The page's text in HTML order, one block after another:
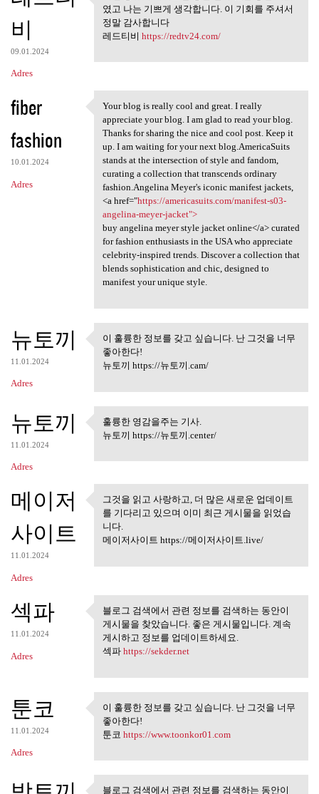
비
09.01.2024
Adres
이런 종류의 사이트를 방문 할 수
있는 좋은 기회 였고
였고 나는 기쁘게 생각합니다. 이 기회를 주셔서
정말 감사합니다
레드티비 https://redtv24.com/
fiber
fashion
10.01.2024
Adres
Your blog is really cool and
Your blog is really cool and great. I really
appreciate your blog. I am glad to read your blog.
Thanks for sharing the nice and cool post. Keep it
up. I am waiting for your next blog.AmericaSuits
stands at the intersection of style and fandom,
curating a collection that transcends ordinary
fashion.Angelina Meyer's iconic manifest jackets,
<a href="https://americasuits.com/manifest-s03-
angelina-meyer-jacket">
buy angelina meyer style jacket online</a> curated
for fashion enthusiasts in the USA who appreciate
celebrity-inspired trends. Discover a collection that
blends sophistication and chic, designed to
manifest your unique style.
뉴토끼
11.01.2024
Adres
이 훌륭한 정보를 갖고 싶습니다.
난 그것을 너무
이 훌륭한 정보를 갖고 싶습니다. 난 그것을 너무
좋아한다!
뉴토끼 https://뉴토끼.cam/
뉴토끼
11.01.2024
Adres
훌륭한 영감을주는 기사.
훌륭한 영감을주는 기사.
뉴토끼 https://뉴토끼.center/
메이저
사이트
11.01.2024
Adres
그것을 읽고 사랑하고, 더 많은 새
로운 업데이트를
그것을 읽고 사랑하고, 더 많은 새로운 업데이트
를 기다리고 있으며 이미 최근 게시물을 읽었습
니다.
메이저사이트 https://메이저사이트.live/
섹파
11.01.2024
Adres
블로그 검색에서 관련 정보를 검
색하는 동안이 게시물을
블로그 검색에서 관련 정보를 검색하는 동안이
게시물을 찾았습니다. 좋은 게시물입니다. 계속
게시하고 정보를 업데이트하세요.
섹파 https://sekder.net
툰코
11.01.2024
Adres
이 훌륭한 정보를 갖고 싶습니다.
난 그것을 너무
이 훌륭한 정보를 갖고 싶습니다. 난 그것을 너무
좋아한다!
툰코 https://www.toonkor01.com
블로그 검색에서 관련 정보를 검색하는 동안이